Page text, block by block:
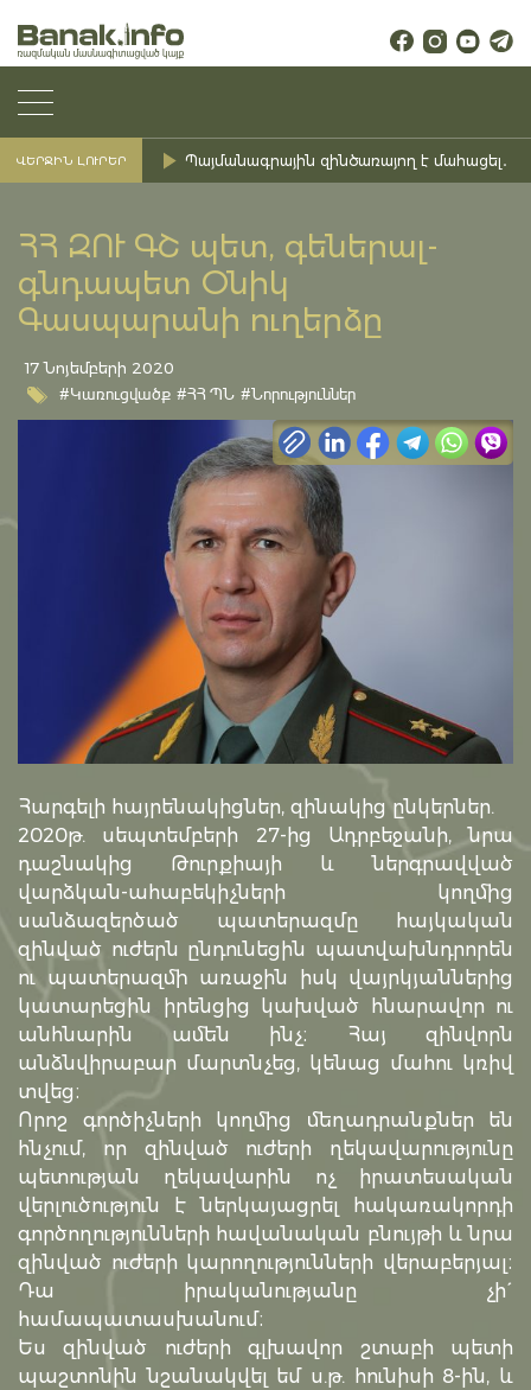
ՎԵՐՋԻՆ ԼՈՒՐԵՐ Պայմանագրային զինծառայող է մահացել․
ՀՀ ԶՈՒ ԳՇ պետ, գեներալ-
գնդապետ Օնիկ
Գասպարանի ուղերձը
17 Նոյեմբերի 2020
#Կառուցվածք #ՀՀ ՊՆ #Նորություններ
Հարգելի հայրենակիցներ, զինակից ընկերներ.
2020թ. սեպտեմբերի 27-ից Ադրբեջանի, նրա
դաշնակից Թուրքիայի և ներգրավված
վարձկան-ահաբեկիչների կողմից
սանձազերծած պատերազմը հայկական
զինված ուժերն ընդունեցին պատվախնդրորեն
ու պատերազմի առաջին իսկ վայրկյաններից
կատարեցին իրենցից կախված հնարավոր ու
անհնարին ամեն ինչ։ Հայ զինվորն
անձնվիրաբար մարտնչեց, կենաց մահու կռիվ
տվեց։
Որոշ գործիչների կողմից մեղադրանքներ են
հնչում, որ զինված ուժերի ղեկավարությունը
պետության ղեկավարին ոչ իրատեսական
վերլուծություն է ներկայացրել հակառակորդի
գործողությունների հավանական բնույթի և նրա
զինված ուժերի կարողությունների վերաբերյալ։
Դա իրականությանը չի´
համապատասխանում։
Ես զինված ուժերի գլխավոր շտաբի պետի
պաշտոնին նշանակվել եմ ս.թ. հունիսի 8-ին, և